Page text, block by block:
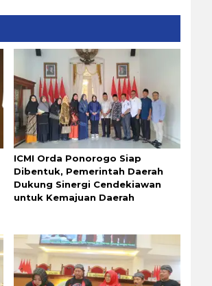
ICMI Orda Ponorogo Siap
Dibentuk, Pemerintah Daerah
Dukung Sinergi Cendekiawan
untuk Kemajuan Daerah